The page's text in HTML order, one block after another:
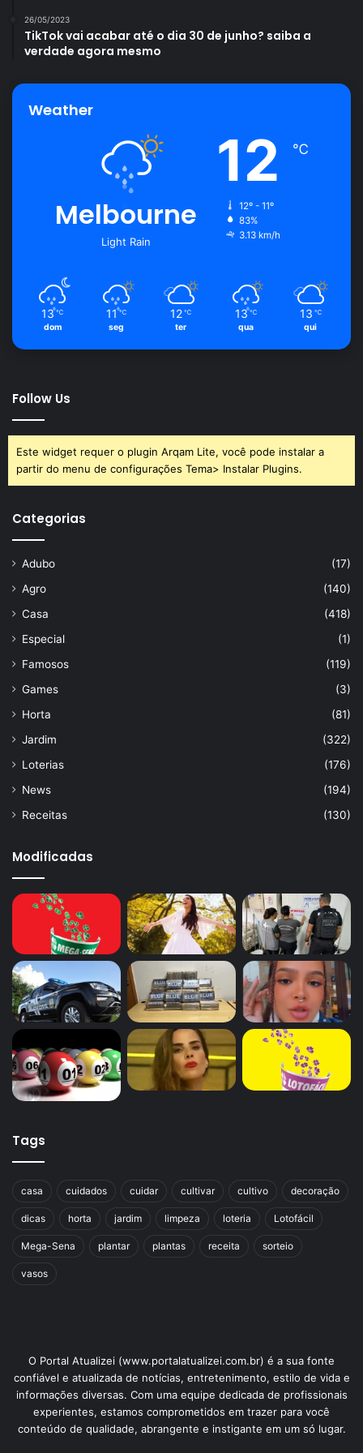
Dê preferência para utilizar os ingredientes líquidos
em temperatura morna e nunca quente, pois
armazene o pão assado em saco plástico.
Enfim, espero que tenha gostado da receita de pãozinho
recheado e de todas as dicas. Ah! Para mais dicas e
receitas, continue aqui no
Avalie este post post
pãozinho
26/05/2023
TikTok vai acabar até o dia 30 de junho? saiba a
verdade agora mesmo
Weather
Melbourne
Light Rain
12 ℃
12º - 11º
83%
3.13 km/h
13 ℃
dom
11 ℃
seg
12 ℃
ter
13 ℃
qua
13 ℃
qui
Follow Us
Este widget requer o plugin Arqam Lite, você pode instalar a
partir do menu de configurações Tema> Instalar Plugins.
Categorias
Adubo
(17)
Agro
(140)
Casa
(418)
Especial
(1)
Famosos
(119)
Games
(3)
Horta
(81)
Jardim
(322)
Loterias
(176)
News
(194)
Receitas
(130)
Modificadas
Tags
casa cuidados cuidar cultivar cultivo decoração
dicas horta jardim limpeza loteria Lotofácil
Mega-Sena plantar plantas receita sorteio
vasos
O Portal Atualizei (www.portalatualizei.com.br) é a sua fonte
confiável e atualizada de notícias, entretenimento, estilo de vida e
informações diversas. Com uma equipe dedicada de profissionais
experientes, estamos comprometidos em trazer para você
conteúdo de qualidade, abrangente e instigante em um só lugar.